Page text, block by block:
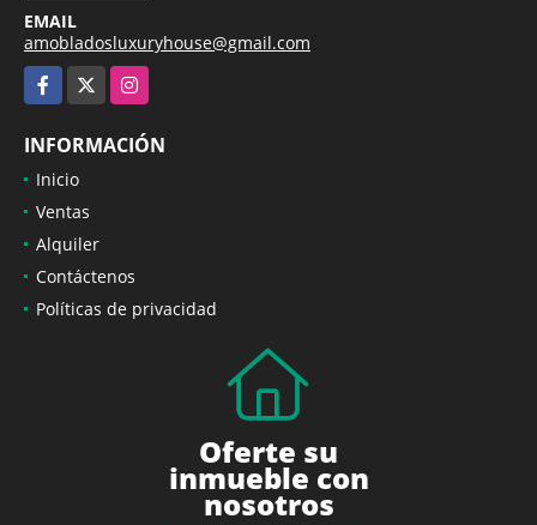
EMAIL
amobladosluxuryhouse@gmail.com
Facebook
Instagram
INFORMACIÓN
Inicio
Ventas
Alquiler
Contáctenos
Políticas de privacidad
Oferte su
inmueble con
nosotros